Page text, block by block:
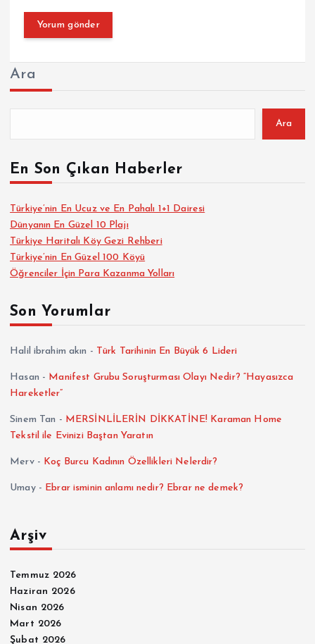
Ara
Ara
En Son Çıkan Haberler
Türkiye’nin En Ucuz ve En Pahalı 1+1 Dairesi
Dünyanın En Güzel 10 Plajı
Türkiye Haritalı Köy Gezi Rehberi
Türkiye’nin En Güzel 100 Köyü
Öğrenciler İçin Para Kazanma Yolları
Son Yorumlar
Halil ibrahim akın - Türk Tarihinin En Büyük 6 Lideri
Hasan - Manifest Grubu Soruşturması Olayı Nedir? “Hayasızca
Hareketler”
Sinem Tan - MERSİNLİLERİN DİKKATİNE! Karaman Home
Tekstil ile Evinizi Baştan Yaratın
Merv- Koç Burcu Kadının Özellikleri Nelerdir?
Umay- Ebrar isminin anlamı nedir? Ebrar ne demek?
Arşiv
Temmuz 2026
Haziran 2026
Nisan 2026
Mart 2026
Şubat 2026